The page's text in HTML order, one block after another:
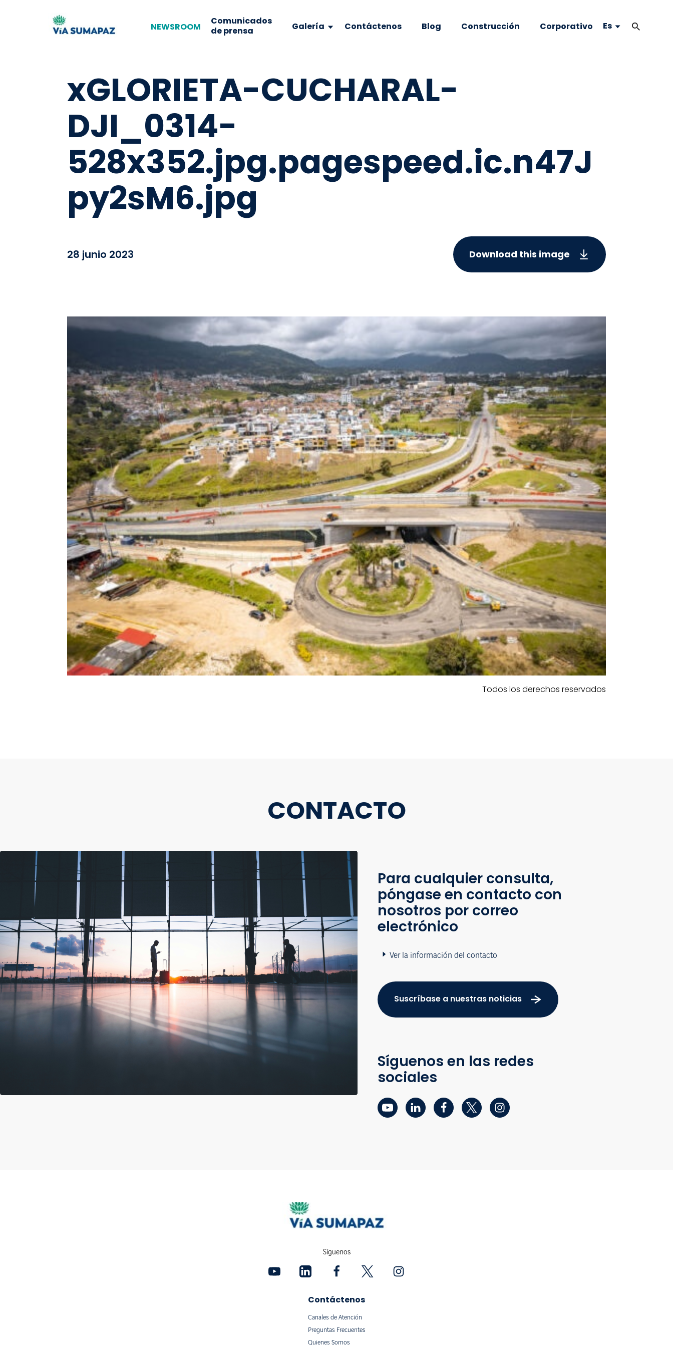
NEWSROOM
Comunicados
de prensa
Galería Contáctenos Blog Construcción Corporativo Es
xGLORIETA-CUCHARAL-
DJI_0314-
528x352.jpg.pagespeed.ic.n47J
py2sM6.jpg
28 junio 2023 Download this image
Todos los derechos reservados
CONTACTO
Para cualquier consulta,
póngase en contacto con
nosotros por correo
electrónico
Ver la información del contacto
Suscríbase a nuestras noticias
Síguenos en las redes
sociales
Síguenos
Contáctenos
Canales de Atención
Preguntas Frecuentes
Quienes Somos